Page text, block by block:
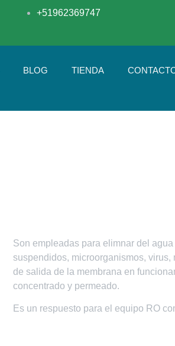
+51962369747
BLOG TIENDA
Son empleadas para elimnar del
suspendidos, microorganismos,
de salida de la membrana en
concentrado y permeado.
Es un respuesto para el equipo RO